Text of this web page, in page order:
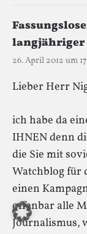
langjähriger
26. April 2012 um
Lieber Herr
ich habe da
IHNEN denn
die Sie mit
Watchblog für
einen
offenbar alle
Journalismus,